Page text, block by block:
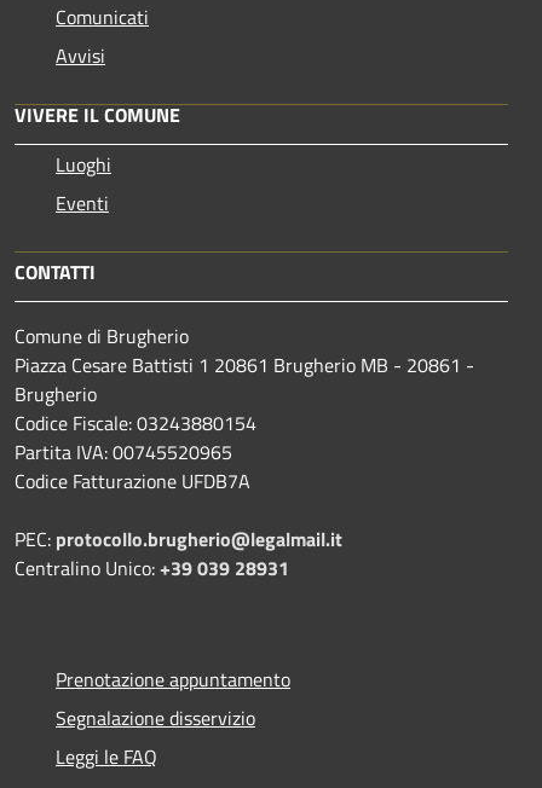
Comunicati
Avvisi
VIVERE IL COMUNE
Luoghi
Eventi
CONTATTI
Comune di Brugherio
Piazza Cesare Battisti 1 20861 Brugherio MB - 20861 -
Brugherio
Codice Fiscale: 03243880154
Partita IVA: 00745520965
Codice Fatturazione UFDB7A
PEC: protocollo.brugherio@legalmail.it
Centralino Unico:+39 039 28931
Prenotazione appuntamento
Segnalazione disservizio
Leggi le FAQ